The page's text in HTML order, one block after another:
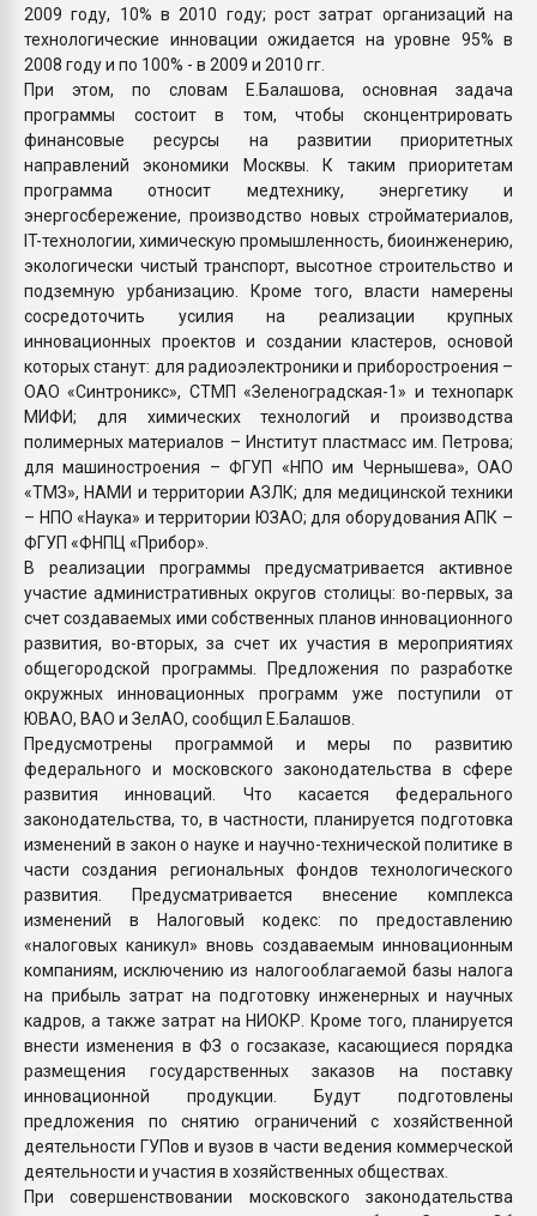
2009 году, 10% в 2010 году; рост затрат организаций на
технологические инновации ожидается на уровне 95% в
2008 году и по 100% - в 2009 и 2010 гг.
При этом, по словам Е.Балашова, основная задача
программы состоит в том, чтобы сконцентрировать
финансовые ресурсы на развитии приоритетных
направлений экономики Москвы. К таким приоритетам
программа относит медтехнику, энергетику и
энергосбережение, производство новых стройматериалов,
IT-технологии, химическую промышленность, биоинженерию,
экологически чистый транспорт, высотное строительство и
подземную урбанизацию. Кроме того, власти намерены
сосредоточить усилия на реализации крупных
инновационных проектов и создании кластеров, основой
которых станут: для радиоэлектроники и приборостроения –
ОАО «Синтроникс», СТМП «Зеленоградская-1» и технопарк
МИФИ; для химических технологий и производства
полимерных материалов – Институт пластмасс им. Петрова;
для машиностроения – ФГУП «НПО им Чернышева», ОАО
«ТМЗ», НАМИ и территории АЗЛК; для медицинской техники
– НПО «Наука» и территории ЮЗАО; для оборудования АПК –
ФГУП «ФНПЦ «Прибор».
В реализации программы предусматривается активное
участие административных округов столицы: во-первых, за
счет создаваемых ими собственных планов инновационного
развития, во-вторых, за счет их участия в мероприятиях
общегородской программы. Предложения по разработке
окружных инновационных программ уже поступили от
ЮВАО, ВАО и ЗелАО, сообщил Е.Балашов.
Предусмотрены программой и меры по развитию
федерального и московского законодательства в сфере
развития инноваций. Что касается федерального
законодательства, то, в частности, планируется подготовка
изменений в закон о науке и научно-технической политике в
части создания региональных фондов технологического
развития. Предусматривается внесение комплекса
изменений в Налоговый кодекс: по предоставлению
«налоговых каникул» вновь создаваемым инновационным
компаниям, исключению из налогооблагаемой базы налога
на прибыль затрат на подготовку инженерных и научных
кадров, а также затрат на НИОКР. Кроме того, планируется
внести изменения в ФЗ о госзаказе, касающиеся порядка
размещения государственных заказов на поставку
инновационной продукции. Будут подготовлены
предложения по снятию ограничений с хозяйственной
деятельности ГУПов и вузов в части ведения коммерческой
деятельности и участия в хозяйственных обществах.
При совершенствовании московского законодательства